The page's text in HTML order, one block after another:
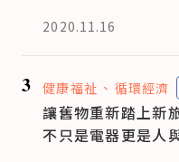
2020.11.16
3 健康福祉 循環經濟
讓舊物重新踏上
不只是電器更是人